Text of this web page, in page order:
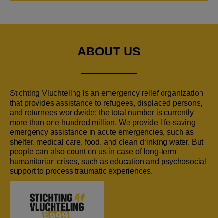
ABOUT US
Stichting Vluchteling is an emergency relief organization
that provides assistance to refugees, displaced persons,
and returnees worldwide; the total number is currently
more than one hundred million. We provide life-saving
emergency assistance in acute emergencies, such as
shelter, medical care, food, and clean drinking water. But
people can also count on us in case of long-term
humanitarian crises, such as education and psychosocial
support to process traumatic experiences.